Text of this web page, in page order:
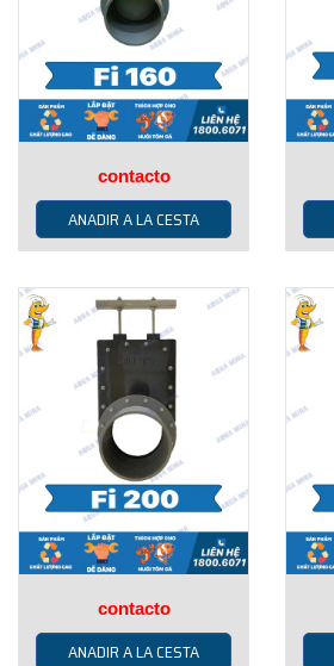
contacto
ANADIR A LA CESTA
contacto
ANADIR A LA CESTA